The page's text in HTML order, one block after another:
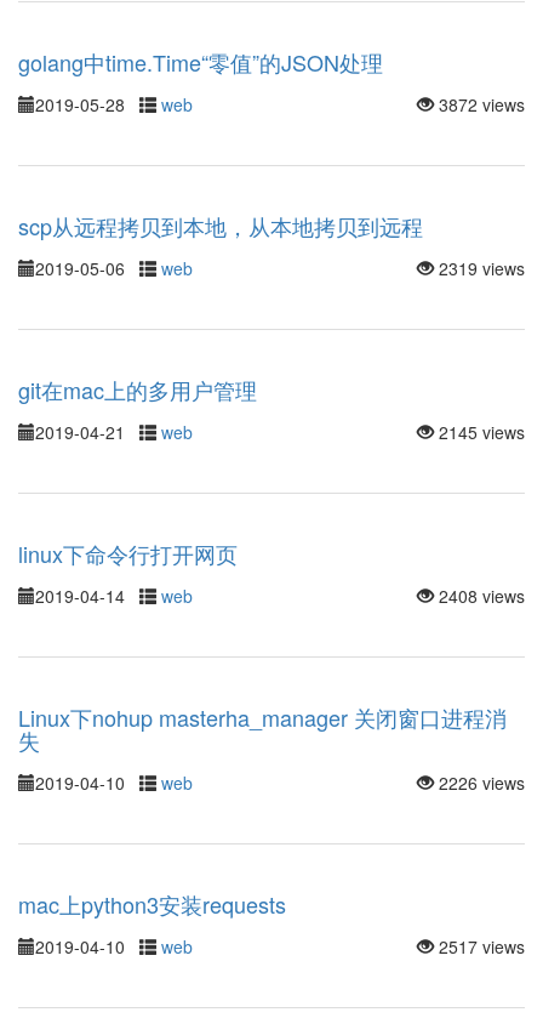
golang中time.Time“零值”的JSON处理
2019-05-28 web 3872 views
scp从远程拷贝到本地，从本地拷贝到远程
2019-05-06 web 2319 views
git在mac上的多用户管理
2019-04-21 web 2145 views
linux下命令行打开网页
2019-04-14 web 2408 views
Linux下nohup masterha_manager 关闭窗口进程消
失
2019-04-10 web 2226 views
mac上python3安装requests
2019-04-10 web 2517 views